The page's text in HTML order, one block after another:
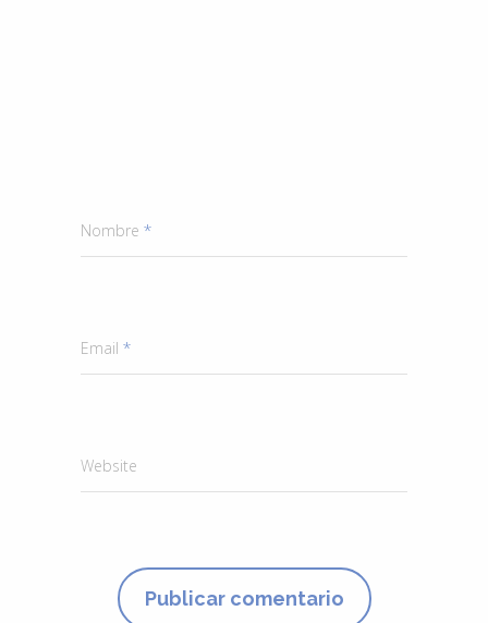
Nombre *
Email *
Website